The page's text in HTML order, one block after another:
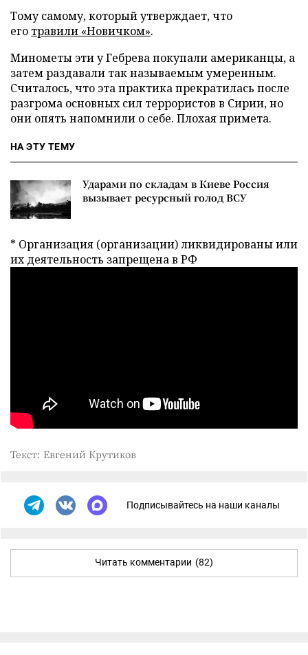
Тому самому, который утверждает, что
его травили «Новичком».
Минометы эти у Гебрева покупали американцы, а
затем раздавали так называемым умеренным.
Считалось, что эта практика прекратилась после
разгрома основных сил террористов в Сирии, но
они опять напомнили о себе. Плохая примета.
НА ЭТУ ТЕМУ
Ударами по складам в Киеве Россия
вызывает ресурсный голод ВСУ
* Организация (организации) ликвидированы или
их деятельность запрещена в РФ
Текст: Евгений Крутиков
Подписывайтесь на наши каналы
Читать комментарии (82)